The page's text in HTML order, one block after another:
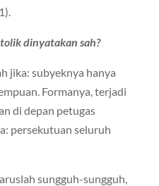
dinyatakan sah?
jika: subyeknya hanya
Formanya, terjadi
di depan petugas
persekutuan seluruh
sungguh-sungguh,